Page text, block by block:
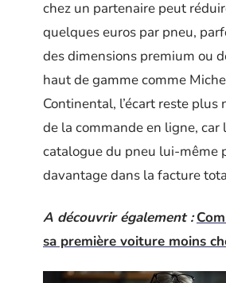
chez un partenaire peut
quelques euros par pneu,
des dimensions premium ou
haut de gamme comme
Continental, l’écart reste plus
de la commande en ligne, car
catalogue du pneu lui-même
davantage dans la facture
A découvrir également :
sa première voiture moins